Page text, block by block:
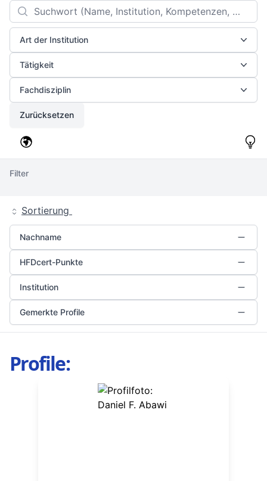
FiltersSearch
Art der Institution
Tätigkeit
Fachdisziplin
Zurücksetzen
Filter
Sortierung
Nachname
HFDcert-Punkte
Institution
Gemerkte Profile
Profile: